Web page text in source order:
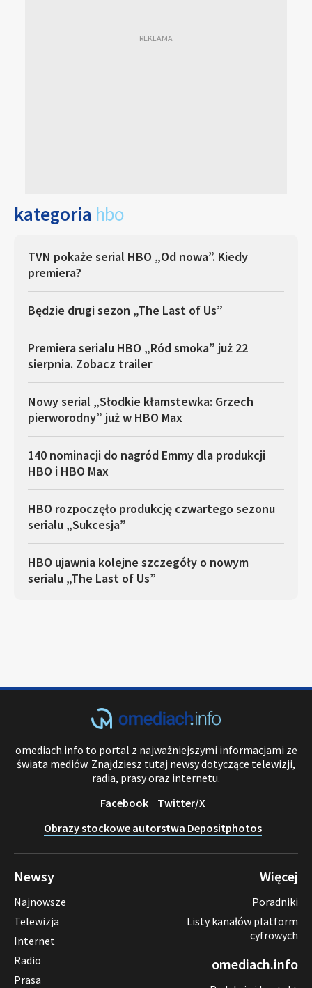
kategoria hbo
TVN pokaże serial HBO „Od nowa”. Kiedy
premiera?
Będzie drugi sezon „The Last of Us”
Premiera serialu HBO „Ród smoka” już 22
sierpnia. Zobacz trailer
Nowy serial „Słodkie kłamstewka: Grzech
pierworodny” już w HBO Max
140 nominacji do nagród Emmy dla produkcji
HBO i HBO Max
HBO rozpoczęło produkcję czwartego sezonu
serialu „Sukcesja”
HBO ujawnia kolejne szczegóły o nowym
serialu „The Last of Us”
omediach.info to portal z najważniejszymi informacjami ze
świata mediów. Znajdziesz tutaj newsy dotyczące telewizji,
radia, prasy oraz internetu.
Facebook
Twitter/X
Obrazy stockowe autorstwa Depositphotos
Newsy
Najnowsze
Telewizja
Internet
Radio
Prasa
Więcej
Poradniki
Listy kanałów platform
cyfrowych
omediach.info